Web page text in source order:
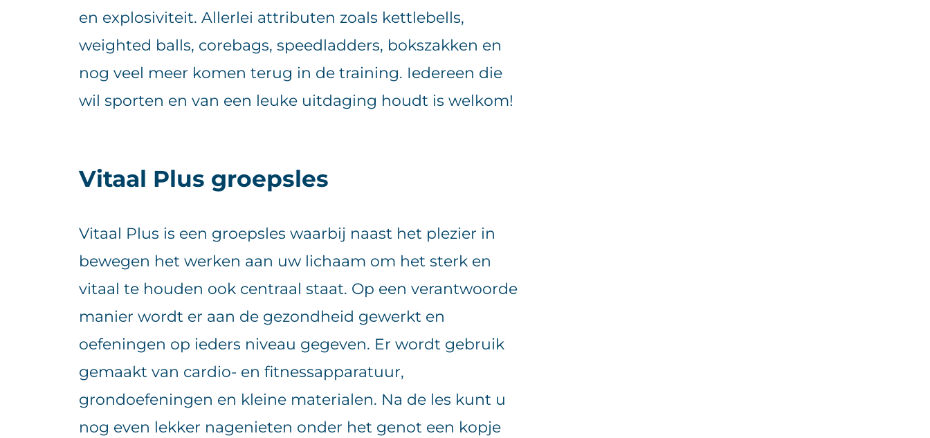
en explosiviteit. Allerlei attributen zoals kettlebells,
weighted balls, corebags, speedladders, bokszakken en
nog veel meer komen terug in de training. Iedereen die
wil sporten en van een leuke uitdaging houdt is welkom!
Vitaal Plus groepsles
Vitaal Plus is een groepsles waarbij naast het plezier in
bewegen het werken aan uw lichaam om het sterk en
vitaal te houden ook centraal staat. Op een verantwoorde
manier wordt er aan de gezondheid gewerkt en
oefeningen op ieders niveau gegeven. Er wordt gebruik
gemaakt van cardio- en fitnessapparatuur,
grondoefeningen en kleine materialen. Na de les kunt u
nog even lekker nagenieten onder het genot een kopje